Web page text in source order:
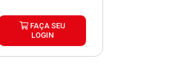
FAÇA SEU
LOGIN